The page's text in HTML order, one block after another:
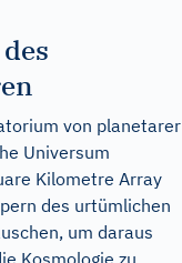
von planetarer
Universum
Kilometre Array
des urtümlichen
um daraus
Kosmologie zu